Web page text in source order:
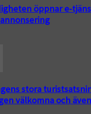
öppnar e-
stora
välkomna och